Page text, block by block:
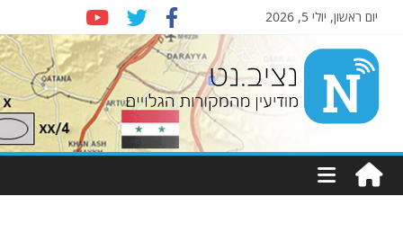
יום ראשון, יולי 5, 2026
Nziv.net
מודיעין
מהמקורות